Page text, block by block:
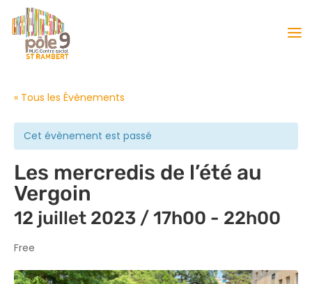
« Tous les Évènements
Cet évènement est passé
Les mercredis de l’été au
Vergoin
12 juillet 2023 / 17h00 - 22h00
Free